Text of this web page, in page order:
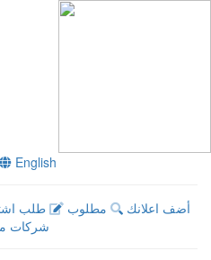
English
أضف اعلانك مطلوب طلب
شركات